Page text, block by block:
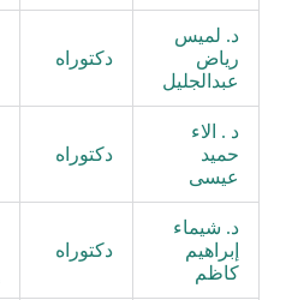
د. لميس
رياض
عبدالجليل
دكتوراه
د . الاء
حميد
عيسى
دكتوراه
د. شيماء
إبراهيم
كاظم
دكتوراه